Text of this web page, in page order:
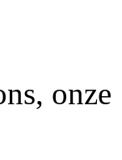
onze